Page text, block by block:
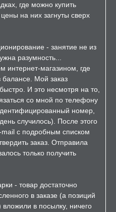
где можно купить
на них загнуты сверх
- занятие не из
разумность...
интернет-магазином, где
балансе. Мой заказ
И это несмотря на то,
со мной по телефону
номер,
случилось). После этого
с подробным списком
заказ. Отправила
только получить
- товар достаточно
в заказе (а позиций
в посылку, ничего